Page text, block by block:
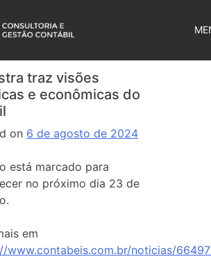
traz visões
e econômicas do
on 6 de agosto de 2024
está marcado para
no próximo dia 23 de
em
www.contabeis.com.br/noticias/